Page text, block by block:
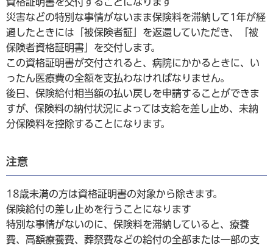
災害などの特別な事情がないまま保険料を滞納して1年が経
過したときには「被保険者証」を返還していただき、「被
保険者資格証明書」を交付します。
この資格証明書が交付されると、病院にかかるときに、い
ったん医療費の全額を支払わなければなりません。
後日、保険給付相当額の払い戻しを申請することができま
すが、保険料の納付状況によっては支給を差し止め、未納
分保険料を控除することになります。
注意
18歳未満の方は資格証明書の対象から除きます。
保険給付の差し止めを行うことになります
特別な事情がないのに、保険料を滞納していると、療養
費、高額療養費、葬祭費などの給付の全部または一部の支